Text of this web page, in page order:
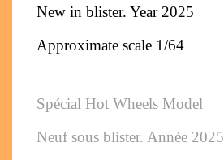
New in blister. Year 2025
Approximate scale 1/64
Spécial Hot Wheels Model
Neuf sous blíster. Année 2025